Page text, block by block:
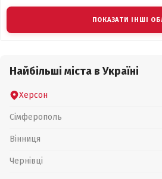
ПОКАЗАТИ ІНШІ
Найбільші міста в Україні
Херсон
Сімферополь
Вінниця
Чернівці